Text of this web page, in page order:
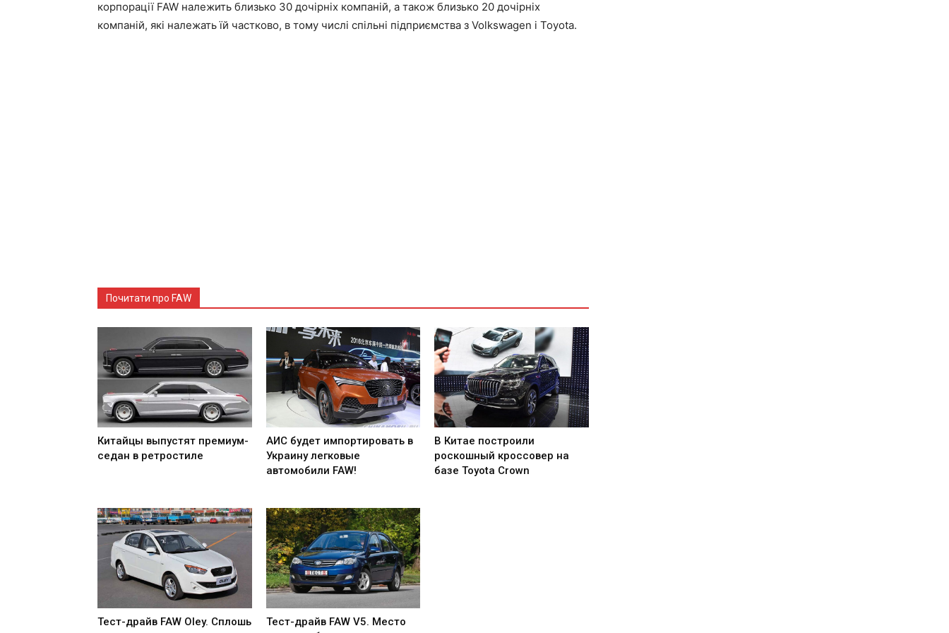
корпорації FAW належить близько 30 дочірніх компаній, а також близько 20 дочірніх
компаній, які належать їй частково, в тому числі спільні підприємства з Volkswagen і Toyota.
Почитати про FAW
Китайцы выпустят премиум-
седан в ретростиле
АИС будет импортировать в
Украину легковые
автомобили FAW!
В Китае построили
роскошный кроссовер на
базе Toyota Crown
Тест-драйв FAW Oley. Сплошь
Тест-драйв FAW V5. Место